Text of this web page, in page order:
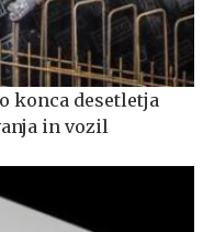
konca desetletja
in vozil